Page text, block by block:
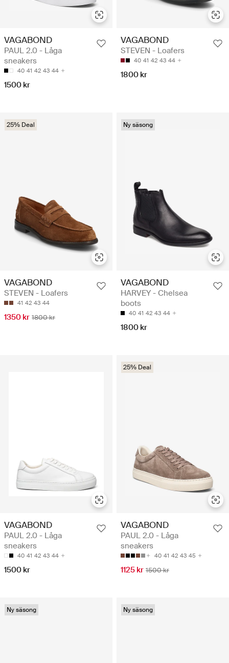
VAGABOND
PAUL 2.0 - Låga
sneakers
40 41 42 43 44
1500 kr
VAGABOND
STEVEN - Loafers
40 41 42 43 44
1800 kr
25% Deal
VAGABOND
STEVEN - Loafers
41 42 43 44
1350 kr 1800 kr
Ny säsong
VAGABOND
HARVEY - Chelsea
boots
40 41 42 43 44
1800 kr
VAGABOND
PAUL 2.0 - Låga
sneakers
40 41 42 43 44
1500 kr
25% Deal
VAGABOND
PAUL 2.0 - Låga
sneakers
40 41 42 43 45
1125 kr 1500 kr
Ny säsong Ny säsong